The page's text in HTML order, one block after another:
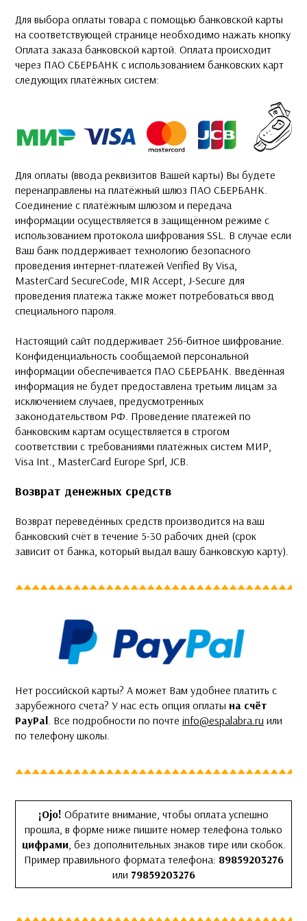
Для выбора оплаты товара с помощью банковской карты
на соответствующей странице необходимо нажать кнопку
Оплата заказа банковской картой. Оплата происходит
через ПАО СБЕРБАНК с использованием банковских карт
следующих платёжных систем:
Для оплаты (ввода реквизитов Вашей карты) Вы будете
перенаправлены на платёжный шлюз ПАО СБЕРБАНК.
Соединение с платёжным шлюзом и передача
информации осуществляется в защищённом режиме с
использованием протокола шифрования SSL. В случае если
Ваш банк поддерживает технологию безопасного
проведения интернет-платежей Verified By Visa,
MasterCard SecureCode, MIR Accept, J-Secure для
проведения платежа также может потребоваться ввод
специального пароля.
Настоящий сайт поддерживает 256-битное шифрование.
Конфиденциальность сообщаемой персональной
информации обеспечивается ПАО СБЕРБАНК. Введённая
информация не будет предоставлена третьим лицам за
исключением случаев, предусмотренных
законодательством РФ. Проведение платежей по
банковским картам осуществляется в строгом
соответствии с требованиями платёжных систем МИР,
Visa Int., MasterCard Europe Sprl, JCB.
Возврат денежных средств
Возврат переведённых средств производится на ваш
банковский счёт в течение 5-30 рабочих дней (срок
зависит от банка, который выдал вашу банковскую карту).
Нет российской карты? А может Вам удобнее платить с
зарубежного счета? У нас есть опция оплаты на счёт
PayPal . Все подробности по почте info@espalabra.ru или
по телефону школы.
¡Ojo! Обратите внимание, чтобы оплата успешно
прошла, в форме ниже пишите номер телефона только
цифрами , без дополнительных знаков тире или скобок.
Пример правильного формата телефона: 89859203276
или 79859203276